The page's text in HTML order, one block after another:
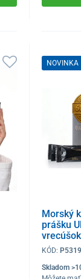
NOVINKA
Morský
prášku
vrecúšok
KÓD: P5319
Skladom